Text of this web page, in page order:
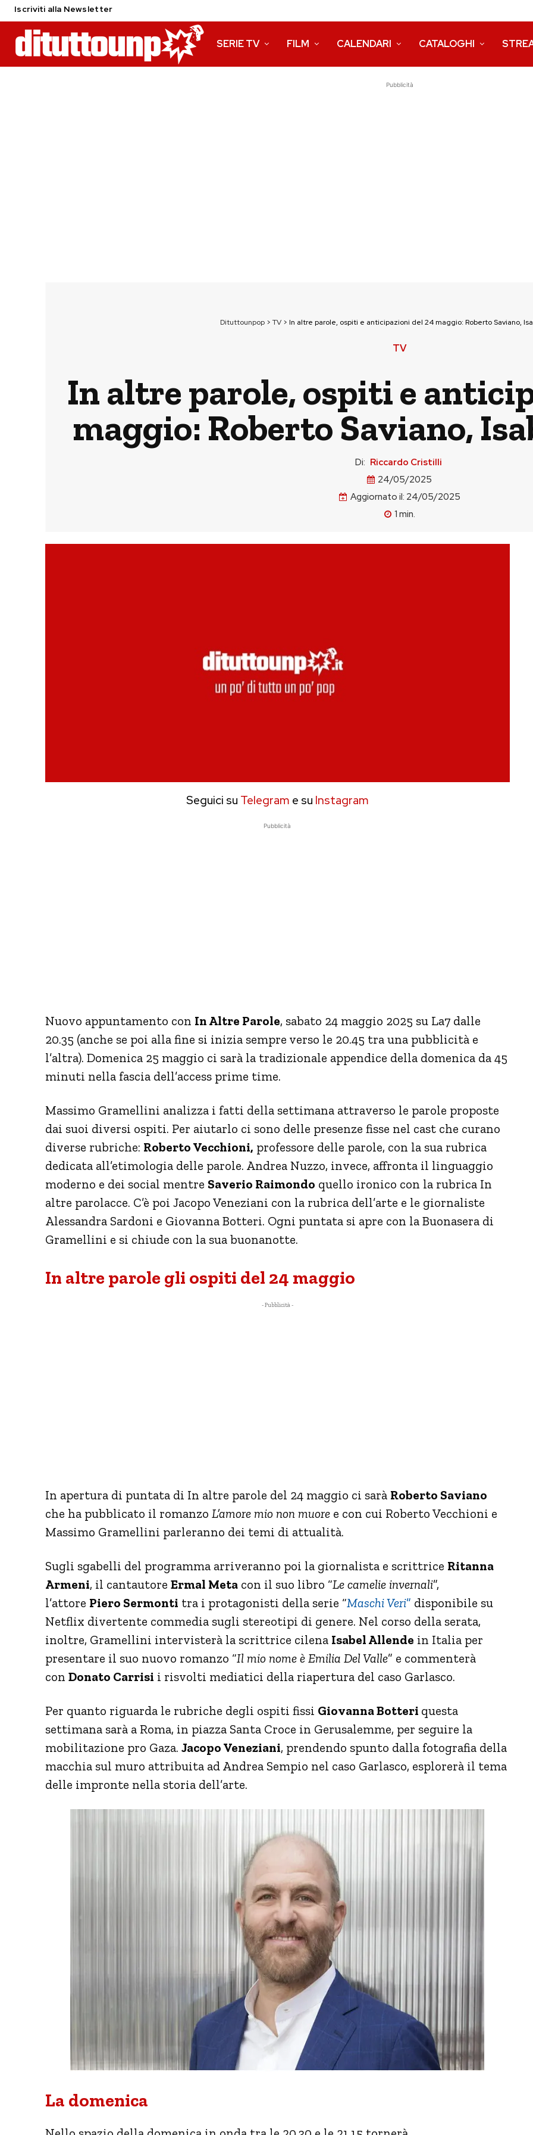
Iscriviti alla Newsletter
SERIE TV FILM CALENDARI CATALOGHI
Pubblicità
Dituttounpop > TV > In altre parole, ospiti e anticipazioni del 24 maggio: Roberto Saviano,
TV
In altre parole, ospiti e
maggio: Roberto Saviano,
Di: Riccardo Cristilli
24/05/2025
Aggiornato il: 24/05/2025
1 min.
Seguici su Telegram e su Instagram
Pubblicità
Nuovo appuntamento con In Altre Parole, sabato 24 maggio 2025 su La7 dalle
20.35 (anche se poi alla fine si inizia sempre verso le 20.45 tra una pubblicità e
l’altra). Domenica 25 maggio ci sarà la tradizionale appendice della domenica da 45
minuti nella fascia dell’access prime time.
Massimo Gramellini analizza i fatti della settimana attraverso le parole proposte
dai suoi diversi ospiti. Per aiutarlo ci sono delle presenze fisse nel cast che curano
diverse rubriche: Roberto Vecchioni, professore delle parole, con la sua rubrica
dedicata all’etimologia delle parole. Andrea Nuzzo, invece, affronta il linguaggio
moderno e dei social mentre Saverio Raimondo quello ironico con la rubrica In
altre parolacce. C’è poi Jacopo Veneziani con la rubrica dell’arte e le giornaliste
Alessandra Sardoni e Giovanna Botteri. Ogni puntata si apre con la Buonasera di
Gramellini e si chiude con la sua buonanotte.
In altre parole gli ospiti del 24 maggio
- Pubblicità -
In apertura di puntata di In altre parole del 24 maggio ci sarà Roberto Saviano
che ha pubblicato il romanzo L’amore mio non muore e con cui Roberto Vecchioni e
Massimo Gramellini parleranno dei temi di attualità.
Sugli sgabelli del programma arriveranno poi la giornalista e scrittrice Ritanna
Armeni, il cantautore Ermal Meta con il suo libro “Le camelie invernali”,
l’attore Piero Sermonti tra i protagonisti della serie “Maschi Veri” disponibile su
Netflix divertente commedia sugli stereotipi di genere. Nel corso della serata,
inoltre, Gramellini intervisterà la scrittrice cilena Isabel Allende in Italia per
presentare il suo nuovo romanzo “Il mio nome è Emilia Del Valle” e commenterà
con Donato Carrisi i risvolti mediatici della riapertura del caso Garlasco.
Per quanto riguarda le rubriche degli ospiti fissi Giovanna Botteri questa
settimana sarà a Roma, in piazza Santa Croce in Gerusalemme, per seguire la
mobilitazione pro Gaza. Jacopo Veneziani, prendendo spunto dalla fotografia della
macchia sul muro attribuita ad Andrea Sempio nel caso Garlasco, esplorerà il tema
delle impronte nella storia dell’arte.
La domenica